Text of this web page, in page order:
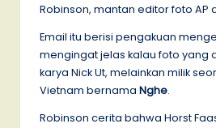
Robinson, mantan editor foto AP
Email itu berisi pengakuan
mengingat jelas kalau foto yang
karya Nick Ut, melainkan milik
Vietnam bernama Nghe.
Robinson cerita bahwa Horst